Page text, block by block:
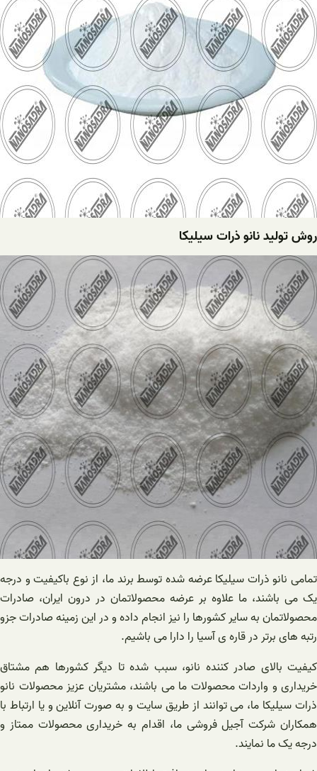
روش تولید نانو ذرات سیلیکا
تمامی نانو ذرات سیلیکا عرضه شده توسط برند ما، از نوع باکیفیت و درجه
یک می باشند، ما علاوه بر عرضه محصولاتمان در درون ایران، صادرات
محصولاتمان به سایر کشورها را نیز انجام داده و در این زمینه صادرات جزو
رتبه های برتر در قاره ی آسیا را دارا می باشیم.
کیفیت بالای صادر کننده نانو، سبب شده تا دیگر کشورها هم مشتاق
خریداری و واردات محصولات ما می باشند، مشتریان عزیز محصولات نانو
ذرات سیلیکا ما، می توانند از طریق سایت و به صورت آنلاین و یا ارتباط با
همکاران شرکت آجیل فروشی ما، اقدام به خریداری محصولات ممتاز و
درجه یک ما نمایند.